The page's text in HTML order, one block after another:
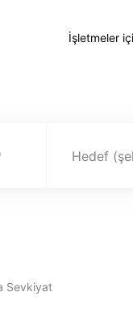
İşletmeler
Hedef
Sevkiyat